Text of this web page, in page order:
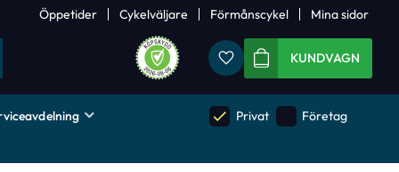
Öppetider Cykelväljare Förmånscykel Mina sidor
FavoriterKUNDVAGN
done Privat Företag